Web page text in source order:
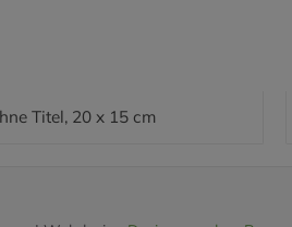
Titel, 20 x 15 cm